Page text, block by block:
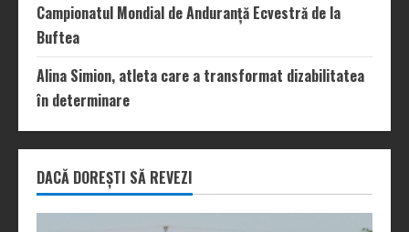
Campionatul Mondial de Anduranță Ecvestră de la
Buftea
Alina Simion, atleta care a transformat dizabilitatea
în determinare
DACĂ DOREȘTI SĂ REVEZI